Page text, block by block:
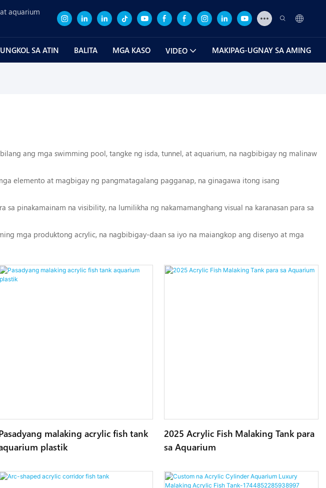
aquarium
SA ATIN BALITA MGA KASO VIDEO MAKIPAG-UGNAY SA AMING
ang mga swimming pool, tangke ng isda, tunnel, at aquarium, na nagbibigay ng malinaw
elemento at magbigay ng pangmatagalang pagganap, na ginagawa itong isang
pinakamainam na visibility, na lumilikha ng nakamamanghang visual na karanasan para sa
mga produktong acrylic, na nagbibigay-daan sa iyo na maiangkop ang disenyo at mga
malaking acrylic fish tank
plastik
2025 Acrylic Fish Malaking Tank para
sa Aquarium